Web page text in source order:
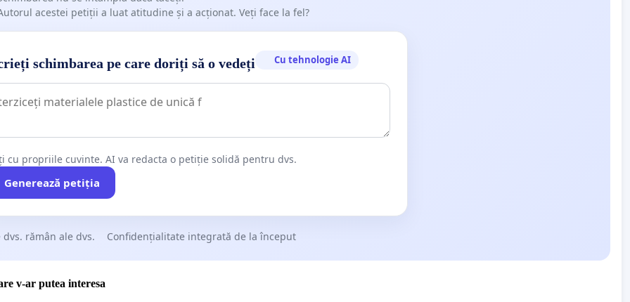
acestei petiții a luat atitudine și a acționat. Veți face la fel?
schimbarea pe care doriți să o vedeți Cu tehnologie AI
cu propriile cuvinte. AI va redacta o petiție solidă pentru dvs.
Generează petiția
dvs. rămân ale dvs. Confidențialitate integrată de la început
v-ar putea interesa